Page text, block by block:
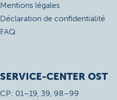
Mentions légales
Déclaration de confidentialité
FAQ
SERVICE-CENTER OST
CP: 01–19, 39, 98–99